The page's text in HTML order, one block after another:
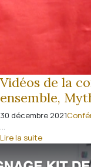
Vidéos de la
ensemble,
30 décembre 2021
...
Lire la suite